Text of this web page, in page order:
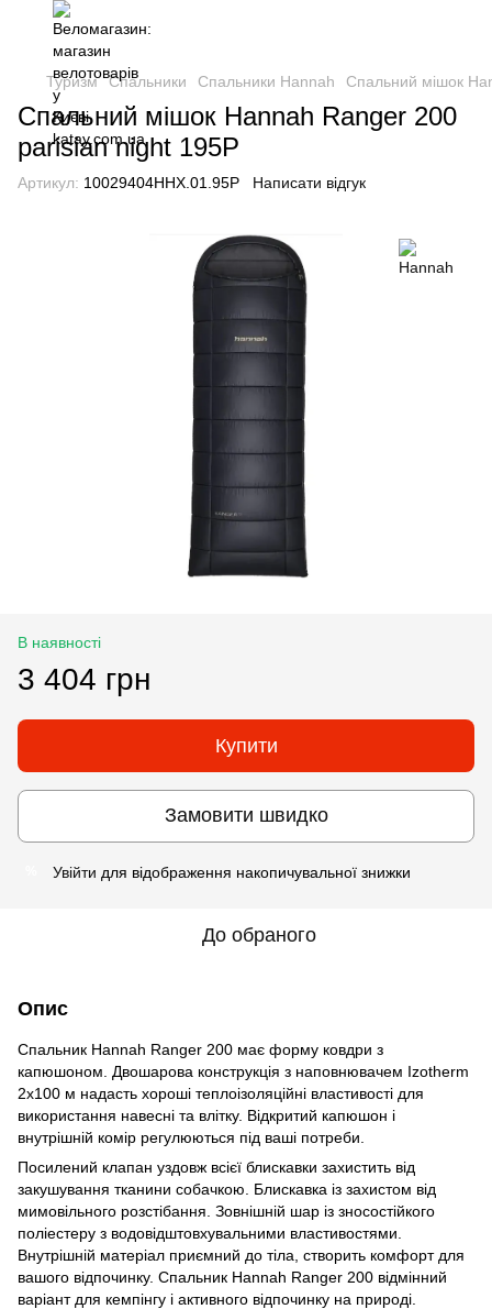
Туризм Спальники Спальники Hannah Спальний мішок
Спальний мішок Hannah Ranger 200
parisian night 195P
Артикул: 10029404HHX.01.95P Написати відгук
В наявності
3 404 грн
Купити
Замовити швидко
Увійти для відображення накопичувальної знижки
До обраного
Опис
Спальник Hannah Ranger 200 має форму ковдри з
капюшоном. Двошарова конструкція з наповнювачем Izotherm
2х100 м надасть хороші теплоізоляційні властивості для
використання навесні та влітку. Відкритий капюшон і
внутрішній комір регулюються під ваші потреби.
Посилений клапан уздовж всієї блискавки захистить від
закушування тканини собачкою. Блискавка із захистом від
мимовільного розстібання. Зовнішній шар із зносостійкого
поліестеру з водовідштовхувальними властивостями.
Внутрішній матеріал приємний до тіла, створить комфорт для
вашого відпочинку. Спальник Hannah Ranger 200 відмінний
варіант для кемпінгу і активного відпочинку на природі.